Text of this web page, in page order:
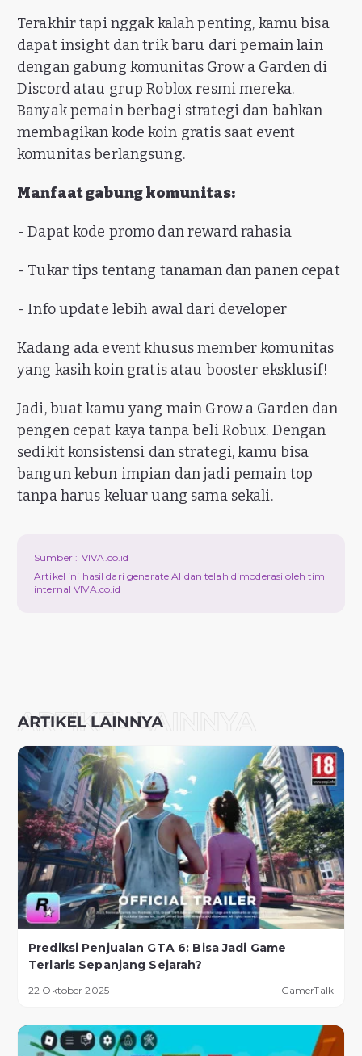
Terakhir tapi nggak kalah penting, kamu bisa
dapat insight dan trik baru dari pemain lain
dengan gabung komunitas Grow a Garden di
Discord atau grup Roblox resmi mereka.
Banyak pemain berbagi strategi dan bahkan
membagikan kode koin gratis saat event
komunitas berlangsung.
Manfaat gabung komunitas:
- Dapat kode promo dan reward rahasia
- Tukar tips tentang tanaman dan panen cepat
- Info update lebih awal dari developer
Kadang ada event khusus member komunitas
yang kasih koin gratis atau booster eksklusif!
Jadi, buat kamu yang main Grow a Garden dan
pengen cepat kaya tanpa beli Robux. Dengan
sedikit konsistensi dan strategi, kamu bisa
bangun kebun impian dan jadi pemain top
tanpa harus keluar uang sama sekali.
Sumber : VIVA.co.id
Artikel ini hasil dari generate AI dan telah dimoderasi oleh tim
internal VIVA.co.id
Prediksi Penjualan GTA 6: Bisa Jadi Game
Terlaris Sepanjang Sejarah?
22 Oktober 2025 GamerTalk